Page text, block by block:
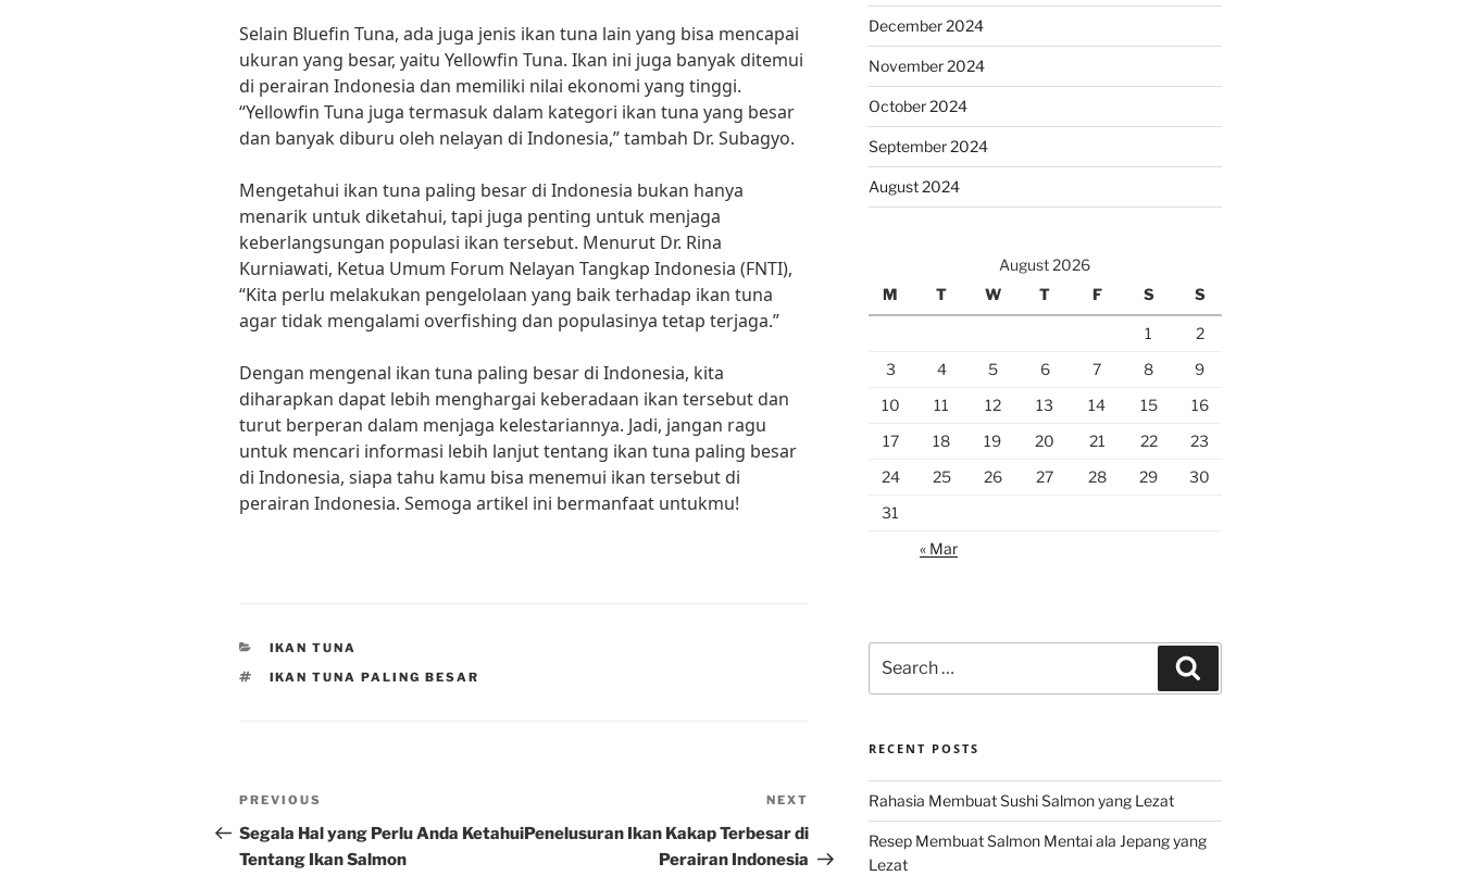
Selain Bluefin Tuna, ada juga jenis ikan tuna lain yang bisa mencapai
ukuran yang besar, yaitu Yellowfin Tuna. Ikan ini juga banyak ditemui
di perairan Indonesia dan memiliki nilai ekonomi yang tinggi.
“Yellowfin Tuna juga termasuk dalam kategori ikan tuna yang besar
dan banyak diburu oleh nelayan di Indonesia,” tambah Dr. Subagyo.
Mengetahui ikan tuna paling besar di Indonesia bukan hanya
menarik untuk diketahui, tapi juga penting untuk menjaga
keberlangsungan populasi ikan tersebut. Menurut Dr. Rina
Kurniawati, Ketua Umum Forum Nelayan Tangkap Indonesia (FNTI),
“Kita perlu melakukan pengelolaan yang baik terhadap ikan tuna
agar tidak mengalami overfishing dan populasinya tetap terjaga.”
Dengan mengenal ikan tuna paling besar di Indonesia, kita
diharapkan dapat lebih menghargai keberadaan ikan tersebut dan
turut berperan dalam menjaga kelestariannya. Jadi, jangan ragu
untuk mencari informasi lebih lanjut tentang ikan tuna paling besar
di Indonesia, siapa tahu kamu bisa menemui ikan tersebut di
perairan Indonesia. Semoga artikel ini bermanfaat untukmu!
CATEGORIES
IKAN TUNA
TAGS
IKAN TUNA PALING BESAR
Post
navigation
Previous
Post
PREVIOUS
Segala Hal yang Perlu Anda Ketahui
Tentang Ikan Salmon
Post
NEXT
Penelusuran Ikan Kakap Terbesar di
Perairan Indonesia
December 2024
November 2024
October 2024
September 2024
August 2024
August 2026
M
T W T F S S
1
2
3
4 5 6 7 8
9
10
11 12 13 14 15
16
17
18 19 20 21 22
23
24
25 26 27 28 29
30
31
« Mar
for:
RECENT POSTS
Rahasia Membuat Sushi Salmon yang Lezat
Resep Membuat Salmon Mentai ala Jepang yang
Lezat